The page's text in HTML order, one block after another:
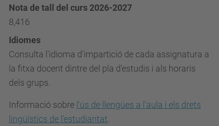
Nota de tall del curs 2026-2027
8,416
Idiomes
Consulta l'idioma d'impartició de cada assignatura a
la fitxa docent dintre del pla d'estudis i als horaris
dels grups.
Informació sobre l'ús de llengües a l'aula i els drets
lingüístics de l'estudiantat